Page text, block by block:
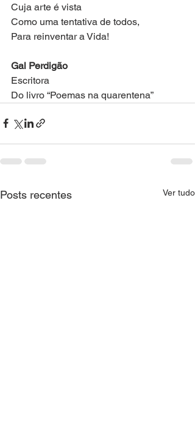
Cuja arte é vista
Como uma tentativa de todos,
Para reinventar a Vida!
Gal Perdigão
Escritora
Do livro “Poemas na quarentena”
Posts recentes Ver tudo